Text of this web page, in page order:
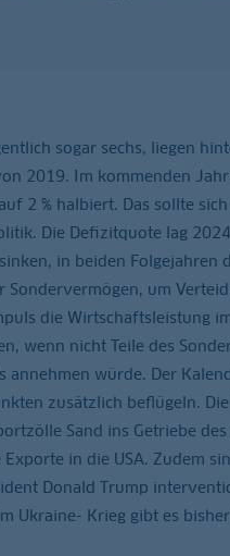
sogar sechs, liegen
2019. Im kommenden
2 % halbiert. Das sollte
Die Defizitquote lag
in beiden Folgejahren
Sondervermögen, um
die Wirtschaftsleistung
wenn nicht Teile des
annehmen würde. Der
zusätzlich beflügeln.
Sand ins Getriebe
in die USA. Zudem
Donald Trump
Ukraine- Krieg gibt es